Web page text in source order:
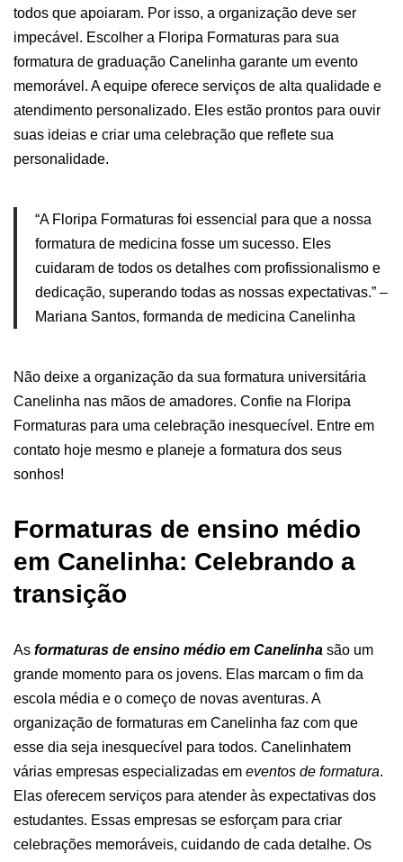
todos que apoiaram. Por isso, a organização deve ser
impecável. Escolher a Floripa Formaturas para sua
formatura de graduação Canelinha garante um evento
memorável. A equipe oferece serviços de alta qualidade e
atendimento personalizado. Eles estão prontos para ouvir
suas ideias e criar uma celebração que reflete sua
personalidade.
“A Floripa Formaturas foi essencial para que a nossa
formatura de medicina fosse um sucesso. Eles
cuidaram de todos os detalhes com profissionalismo e
dedicação, superando todas as nossas expectativas.” –
Mariana Santos, formanda de medicina Canelinha
Não deixe a organização da sua formatura universitária
Canelinha nas mãos de amadores. Confie na Floripa
Formaturas para uma celebração inesquecível. Entre em
contato hoje mesmo e planeje a formatura dos seus
sonhos!
Formaturas de ensino médio
em Canelinha: Celebrando a
transição
As formaturas de ensino médio em Canelinha são um
grande momento para os jovens. Elas marcam o fim da
escola média e o começo de novas aventuras. A
organização de formaturas em Canelinha faz com que
esse dia seja inesquecível para todos. Canelinhatem
várias empresas especializadas em eventos de formatura.
Elas oferecem serviços para atender às expectativas dos
estudantes. Essas empresas se esforçam para criar
celebrações memoráveis, cuidando de cada detalhe. Os